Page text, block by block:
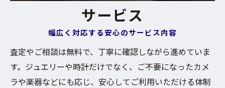
サービス
幅広く対応する安心のサービス内容
査定やご相談は無料で、丁寧に確認しながら進めていま
す。ジュエリーや時計だけでなく、ご不要になったカメ
ラや楽器などにも応じ、安心してご利用いただける体制